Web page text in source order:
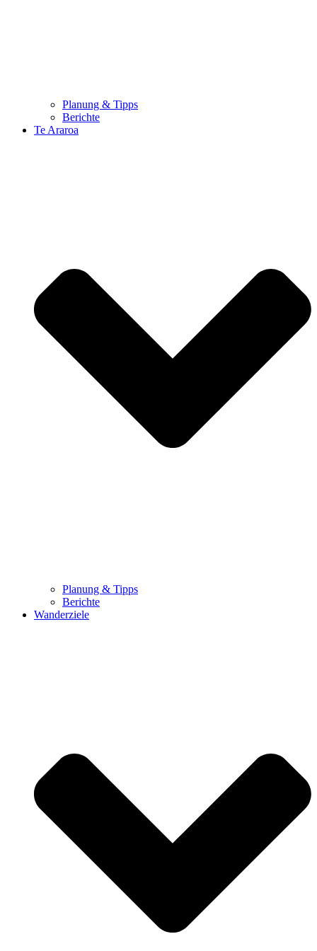
Planung & Tipps
Berichte
Te Araroa
Planung & Tipps
Berichte
Wanderziele